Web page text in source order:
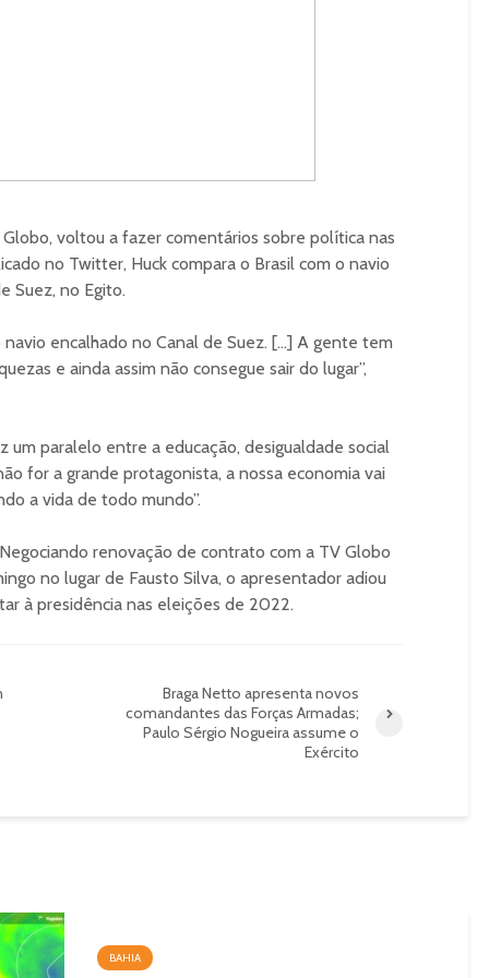
voltou a fazer comentários sobre política nas
no Twitter, Huck compara o Brasil com o navio
Suez, no Egito.
encalhado no Canal de Suez. […] A gente tem
e ainda assim não consegue sair do lugar”,
um paralelo entre a educação, desigualdade social
for a grande protagonista, a nossa economia vai
a vida de todo mundo”.
renovação de contrato com a TV Globo
no lugar de Fausto Silva, o apresentador adiou
à presidência nas eleições de 2022.
Braga Netto apresenta novos
comandantes das Forças Armadas;
Paulo Sérgio Nogueira assume o
Exército
BAHIA